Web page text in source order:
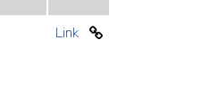
Link